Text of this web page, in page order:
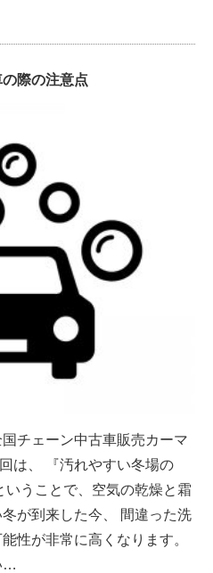
際の注意点
チェーン中古車販売カーマ
は、 『汚れやすい冬場の
うことで、空気の乾燥と霜
が到来した今、 間違った洗
性が非常に高くなります。
…